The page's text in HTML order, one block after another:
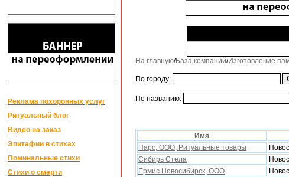
Реклама похоронных услуг
Ритуальный блог
Видео на заказ
Эпитафии в стихах
Поминальные стихи
Стихи о смерти
На главную/База компаний/Изготовление
По городу:
По названию:
Имя
Нарс, ООО, Ритуальные товары
Сибирь Стела
Ермис Новосибирск, ООО